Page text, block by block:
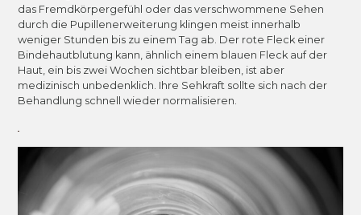
das Fremdkörpergefühl oder das verschwommene Sehen
durch die Pupillenerweiterung klingen meist innerhalb
weniger Stunden bis zu einem Tag ab. Der rote Fleck einer
Bindehautblutung kann, ähnlich einem blauen Fleck auf der
Haut, ein bis zwei Wochen sichtbar bleiben, ist aber
medizinisch unbedenklich. Ihre Sehkraft sollte sich nach der
Behandlung schnell wieder normalisieren.